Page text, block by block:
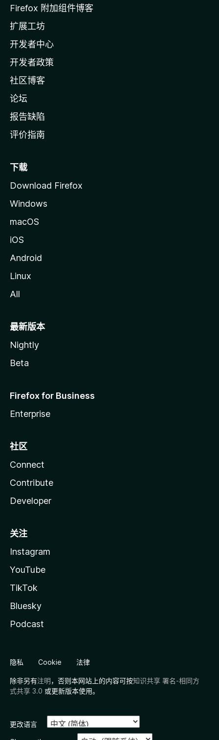
l
a
主
页
Firefox 附加组件博客
扩展工坊
开发者中心
开发者政策
社区博客
论坛
报告缺陷
评价指南
下载
Download Firefox
Windows
macOS
iOS
Android
Linux
All
最新版本
Nightly
Beta
Firefox for Business
Enterprise
社区
Connect
Contribute
Developer
关注
Instagram
YouTube
TikTok
Bluesky
Podcast
隐私 Cookie 法律
除非另有注明，否则本网站上的内容可按知识共享 署名-相同方
式共享 3.0 或更新版本使用。
更改语言